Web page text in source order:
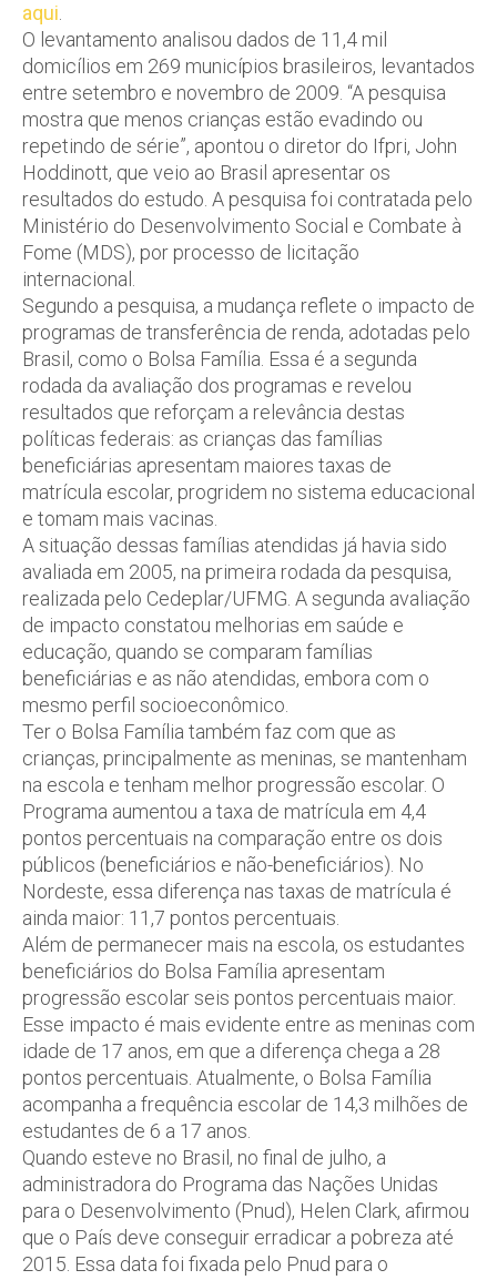
aqui
O levantamento analisou dados de 11,4 mil
domicílios em 269 municípios brasileiros, levantados
entre setembro e novembro de 2009. “A pesquisa
mostra que menos crianças estão evadindo ou
repetindo de série”, apontou o diretor do Ifpri, John
Hoddinott, que veio ao Brasil apresentar os
resultados do estudo. A pesquisa foi contratada pelo
Ministério do Desenvolvimento Social e Combate à
Fome (MDS), por processo de licitação
internacional.
Segundo a pesquisa, a mudança reflete o impacto de
programas de transferência de renda, adotadas pelo
Brasil, como o Bolsa Família. Essa é a segunda
rodada da avaliação dos programas e revelou
resultados que reforçam a relevância destas
políticas federais: as crianças das famílias
beneficiárias apresentam maiores taxas de
matrícula escolar, progridem no sistema educacional
e tomam mais vacinas.
A situação dessas famílias atendidas já havia sido
avaliada em 2005, na primeira rodada da pesquisa,
realizada pelo Cedeplar/UFMG. A segunda avaliação
de impacto constatou melhorias em saúde e
educação, quando se comparam famílias
beneficiárias e as não atendidas, embora com o
mesmo perfil socioeconômico.
Ter o Bolsa Família também faz com que as
crianças, principalmente as meninas, se mantenham
na escola e tenham melhor progressão escolar. O
Programa aumentou a taxa de matrícula em 4,4
pontos percentuais na comparação entre os dois
públicos (beneficiários e não-beneficiários). No
Nordeste, essa diferença nas taxas de matrícula é
ainda maior: 11,7 pontos percentuais.
Além de permanecer mais na escola, os estudantes
beneficiários do Bolsa Família apresentam
progressão escolar seis pontos percentuais maior.
Esse impacto é mais evidente entre as meninas com
idade de 17 anos, em que a diferença chega a 28
pontos percentuais. Atualmente, o Bolsa Família
acompanha a frequência escolar de 14,3 milhões de
estudantes de 6 a 17 anos.
Quando esteve no Brasil, no final de julho, a
administradora do Programa das Nações Unidas
para o Desenvolvimento (Pnud), Helen Clark, afirmou
que o País deve conseguir erradicar a pobreza até
2015. Essa data foi fixada pelo Pnud para o